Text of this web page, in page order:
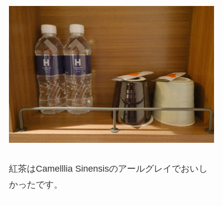
紅茶はCamelllia Sinensisのアールグレイでおいし
かったです。